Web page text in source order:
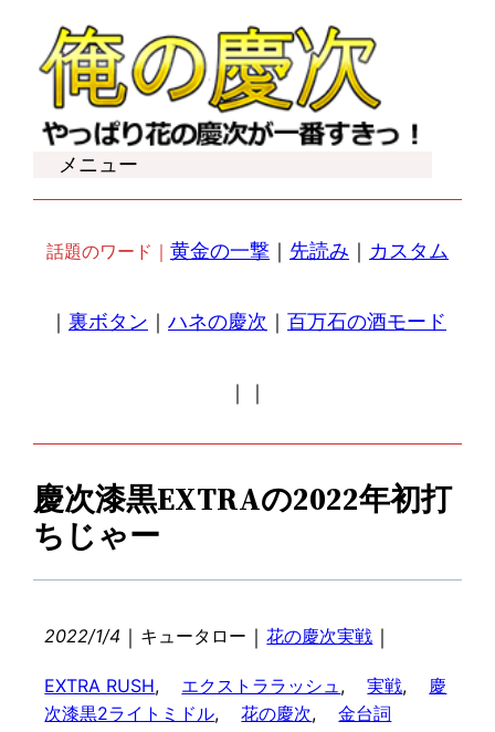
メニュー
話題のワード｜ 黄金の一撃 ｜ 先読み ｜ カスタム
｜ 裏ボタン ｜ ハネの慶次 ｜ 百万石の酒モード
｜ ｜
慶次漆黒EXTRAの2022年初打
ちじゃー
2022/1/4 ｜ キュータロー ｜花の慶次実戦 ｜
EXTRA RUSH, エクストララッシュ , 実戦,
慶
次漆黒2ライトミドル, 花の慶次, 金台詞